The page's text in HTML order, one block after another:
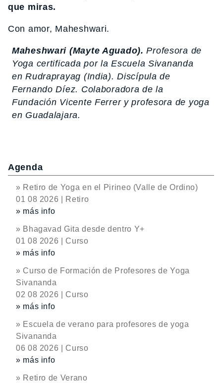
que miras.
Con amor, Maheshwari.
Maheshwari (Mayte Aguado). Profesora de
Yoga certificada por la Escuela Sivananda
en Rudraprayag (India). Discípula de
Fernando Díez. Colaboradora de la
Fundación Vicente Ferrer y profesora de yoga
en Guadalajara.
Agenda
» Retiro de Yoga en el Pirineo (Valle de Ordino)
01 08 2026 | Retiro
» más info
» Bhagavad Gita desde dentro Y+
01 08 2026 | Curso
» más info
» Curso de Formación de Profesores de Yoga
Sivananda
02 08 2026 | Curso
» más info
» Escuela de verano para profesores de yoga
Sivananda
06 08 2026 | Curso
» más info
» Retiro de Verano